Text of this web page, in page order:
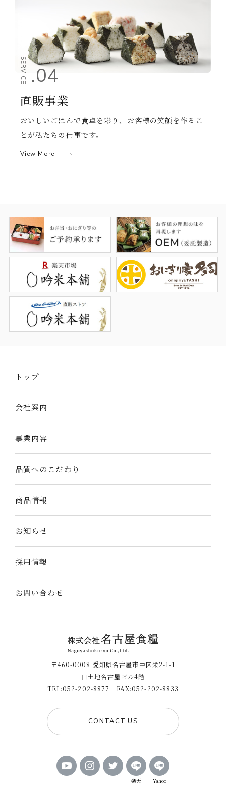
SERVICE .04
直販事業
おいしいごはんで食卓を彩り、お客様の笑顔を作るこ
とが私たちの仕事です。
View More
トップ
会社案内
事業内容
品質へのこだわり
商品情報
お知らせ
採用情報
お問い合わせ
〒460-0008 愛知県名古屋市中区栄2-1-1
日土地名古屋ビル4階
TEL:052-202-8877 FAX:052-202-8833
CONTACT US
楽天 Yahoo